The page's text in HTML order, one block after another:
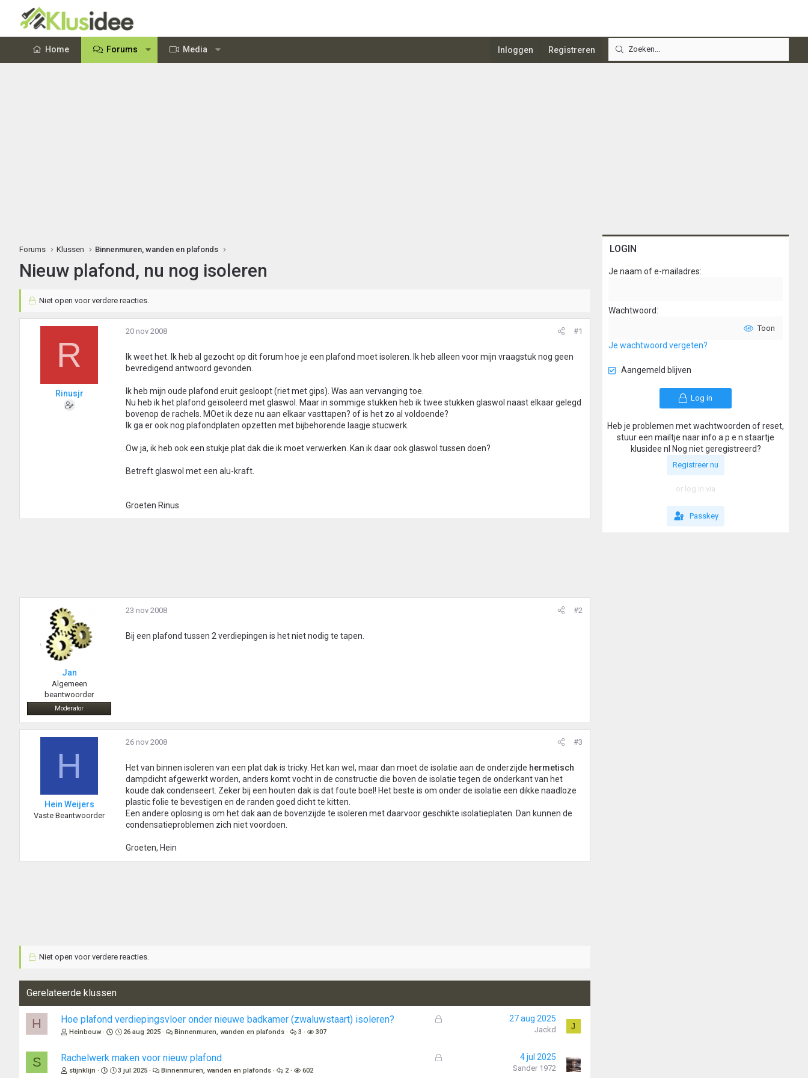
Home Forums Media Inloggen Registreren
Forums Klussen Binnenmuren, wanden en plafonds
Nieuw plafond, nu nog isoleren
Niet open voor verdere reacties.
R
Rinusjr
20 nov 2008 #1
Ik weet het. Ik heb al gezocht op dit forum hoe je een plafond moet isoleren. Ik heb alleen voor mijn vraagstuk nog geen
bevredigend antwoord gevonden.
Ik heb mijn oude plafond eruit gesloopt (riet met gips). Was aan vervanging toe.
Nu heb ik het plafond geïsoleerd met glaswol. Maar in sommige stukken heb ik twee stukken glaswol naast elkaar gelegd
bovenop de rachels. MOet ik deze nu aan elkaar vasttapen? of is het zo al voldoende?
Ik ga er ook nog plafondplaten opzetten met bijbehorende laagje stucwerk.
Ow ja, ik heb ook een stukje plat dak die ik moet verwerken. Kan ik daar ook glaswol tussen doen?
Betreft glaswol met een alu-kraft.
Groeten Rinus
Jan
Algemeen
beantwoorder
Moderator
23 nov 2008 #2
Bij een plafond tussen 2 verdiepingen is het niet nodig te tapen.
H
Hein Weijers
Vaste Beantwoorder
26 nov 2008 #3
Het van binnen isoleren van een plat dak is tricky. Het kan wel, maar dan moet de isolatie aan de onderzijde hermetisch
dampdicht afgewerkt worden, anders komt vocht in de constructie die boven de isolatie tegen de onderkant van het
koude dak condenseert. Zeker bij een houten dak is dat foute boel! Het beste is om onder de isolatie een dikke naadloze
plastic folie te bevestigen en de randen goed dicht te kitten.
Een andere oplosing is om het dak aan de bovenzijde te isoleren met daarvoor geschikte isolatieplaten. Dan kunnen de
condensatieproblemen zich niet voordoen.
Groeten, Hein
Niet open voor verdere reacties.
Gerelateerde klussen
H
G
o
Hoe plafond verdiepingsvloer onder nieuwe badkamer (zwaluwstaart) isoleren?
Heinbouw 26 aug 2025 Binnenmuren, wanden en plafonds 3 307
27 aug 2025
Jackd J
S
G
Rachelwerk maken voor nieuw plafond
stijnklijn 3 jul 2025 Binnenmuren, wanden en plafonds 2 602
4 jul 2025
Sander 1972
LOGIN
Je naam of e-mailadres
Wachtwoord
Toon
Je wachtwoord vergeten?
Aangemeld blijven
Log in
Heb je problemen met wachtwoorden of reset,
stuur een mailtje naar info a p e n staartje
klusidee nl Nog niet geregistreerd?
Registreer nu
or log in via
Passkey